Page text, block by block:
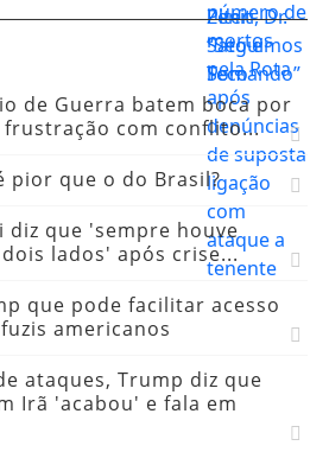
de Guerra batem boca por
frustração com conflito...
pior que o do Brasil?
diz que 'sempre houve
lados' após crise...
que pode facilitar acesso
americanos
ataques, Trump diz que
Irã 'acabou' e fala em